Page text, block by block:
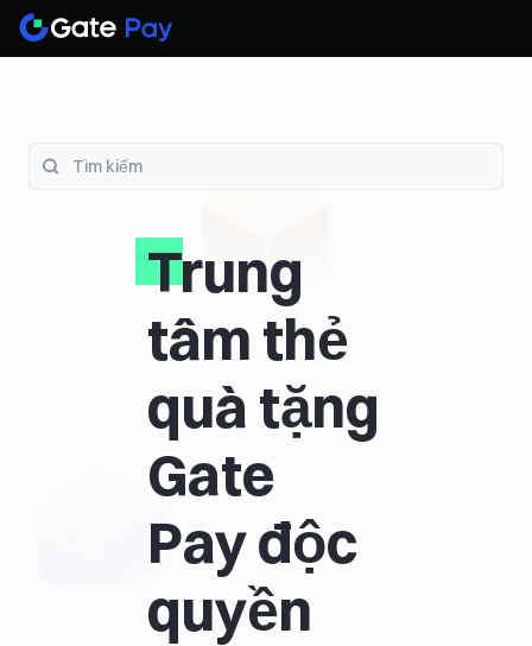
Trung
tâm thẻ
quà tặng
Gate
Pay độc
quyền